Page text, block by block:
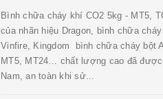
Bình chữa cháy khí CO2 5kg - MT5,
của nhãn hiệu Dragon, bình chữa
Vinfire, Kingdom bình chữa cháy bột
MT5, MT24… chất lượng cao đã
Nam, an toàn khi sử...